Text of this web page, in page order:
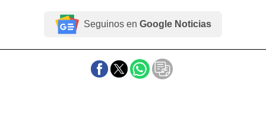
Seguinos en Google Noticias